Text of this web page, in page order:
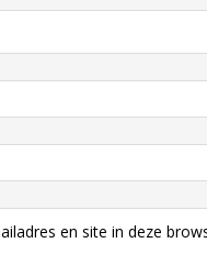
en site in deze